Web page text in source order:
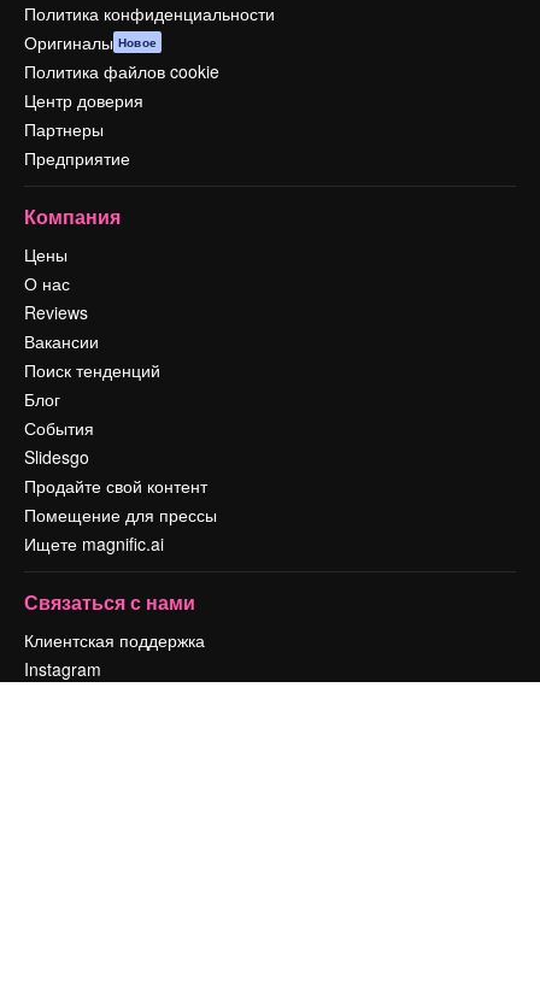
Политика конфиденциальности
Оригиналы Новое
Политика файлов cookie
Центр доверия
Партнеры
Предприятие
Компания
Цены
О нас
Reviews
Вакансии
Поиск тенденций
Блог
События
Slidesgo
Продайте свой контент
Помещение для прессы
Ищете magnific.ai
Связаться с нами
Клиентская поддержка
Instagram